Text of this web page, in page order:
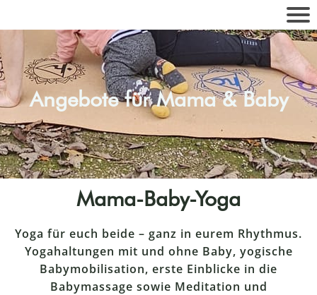
Angebote für Mama & Baby
Mama-Baby-Yoga
Yoga für euch beide – ganz in eurem Rhythmus.
Yogahaltungen mit und ohne Baby, yogische
Babymobilisation, erste Einblicke in die
Babymassage sowie Meditation und